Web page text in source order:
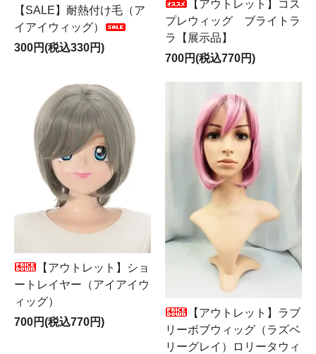
【SALE】耐熱付け毛（ア
イアイウィッグ）
300円(税込330円)
【アウトレット】コス
プレウィッグ ブライトラ
ラ【展示品】
700円(税込770円)
【アウトレット】ショ
ートレイヤー（アイアイウ
ィッグ）
700円(税込770円)
【アウトレット】ラブ
リーボブウィッグ（ラズベ
リーグレイ）ロリータウィ